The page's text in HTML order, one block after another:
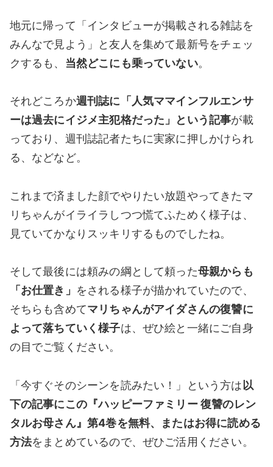
地元に帰って「インタビューが掲載される雑誌を
みんなで見よう」と友人を集めて最新号をチェッ
クするも、 当然どこにも乗っていない。
それどころか週刊誌に「人気ママインフルエンサ
ーは過去にイジメ主犯格だった」という記事が載
っており、週刊誌記者たちに実家に押しかけられ
る、などなど。
これまで済ました顔でやりたい放題やってきたマ
リちゃんがイライラしつつ慌てふためく様子は、
見ていてかなりスッキリするものでしたね。
そして最後には頼みの綱として頼った母親からも
「お仕置き」 をされる様子が描かれていたので、
そちらも含めてマリちゃんがアイダさんの復讐に
よって落ちていく様子は、ぜひ絵と一緒にご自身
の目でご覧ください。
「今すぐそのシーンを読みたい！」という方は 以
下の記事にこの『ハッピーファミリー 復讐のレン
タルお母さん』第4巻を無料、またはお得に読める
方法をまとめているので、ぜひご活用ください。